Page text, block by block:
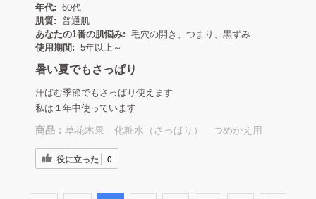
年代: 60代
肌質: 普通肌
あなたの1番の肌悩み: 毛穴の開き、つまり、黒ずみ
使用期間: 5年以上～
暑い夏でもさっぱり
汗ばむ季節でもさっぱり使えます
私は１年中使っています
商品： 草花木果 化粧水（さっぱり） つめかえ用
役に立った 0